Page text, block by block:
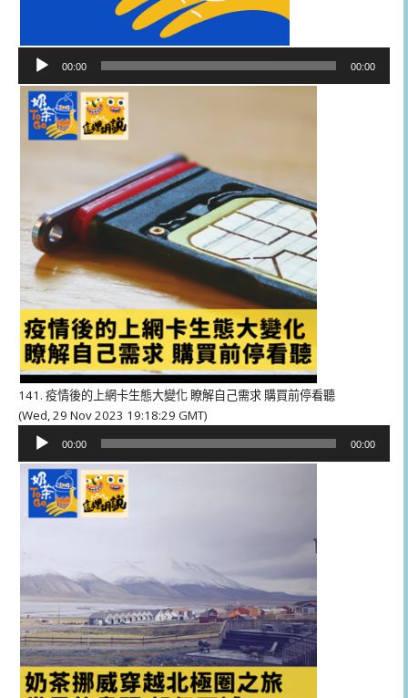
播
器
00:00 00:00
141. 疫情後的上網卡生態大變化 瞭解自己需求 購買前停看聽
(Wed, 29 Nov 2023 19:18:29 GMT)
播
器
00:00 00:00